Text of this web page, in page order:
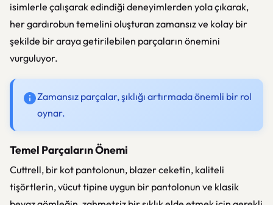
isimlerle çalışarak edindiği deneyimlerden yola çıkarak,
her gardırobun temelini oluşturan zamansız ve kolay bir
şekilde bir araya getirilebilen parçaların önemini
vurguluyor.
Zamansız parçalar, şıklığı artırmada önemli bir rol
oynar.
Temel Parçaların Önemi
Cuttrell, bir kot pantolonun, blazer ceketin, kaliteli
tişörtlerin, vücut tipine uygun bir pantolonun ve klasik